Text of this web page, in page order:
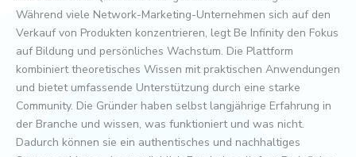
Während viele Network-Marketing-Unternehmen sich auf den
Verkauf von Produkten konzentrieren, legt Be Infinity den Fokus
auf Bildung und persönliches Wachstum. Die Plattform
kombiniert theoretisches Wissen mit praktischen Anwendungen
und bietet umfassende Unterstützung durch eine starke
Community. Die Gründer haben selbst langjährige Erfahrung in
der Branche und wissen, was funktioniert und was nicht.
Dadurch können sie ein authentisches und nachhaltiges